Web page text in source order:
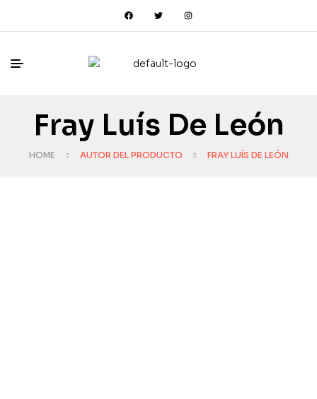
Fray Luís De León
HOME AUTOR DEL PRODUCTO FRAY LUÍS DE LEÓN